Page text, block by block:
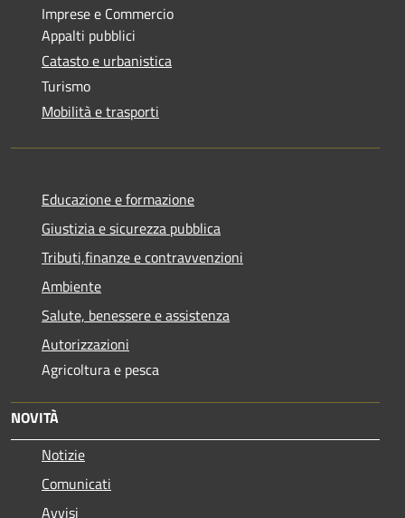
Imprese e Commercio
Appalti pubblici
Catasto e urbanistica
Turismo
Mobilità e trasporti
Educazione e formazione
Giustizia e sicurezza pubblica
Tributi,finanze e contravvenzioni
Ambiente
Salute, benessere e assistenza
Autorizzazioni
Agricoltura e pesca
NOVITÀ
Notizie
Comunicati
Avvisi